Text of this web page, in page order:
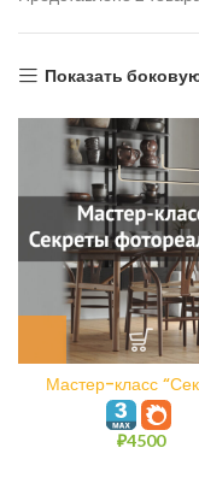
Показать
Мастер-класс
фотореализма”
₽4500